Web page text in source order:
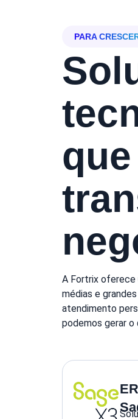
PARA
que
A Fortrix oferece
médias e
atendimento
podemos gerar o